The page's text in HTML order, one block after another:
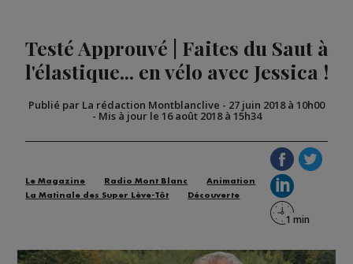
Testé Approuvé | Faites du Saut à
l'élastique... en vélo avec Jessica !
Publié par La rédaction Montblanclive - 27 juin 2018 à 10h00
- Mis à jour le 16 août 2018 à 15h34
Le Magazine Radio Mont Blanc
Animation
La Matinale des Super Lève-Tôt
Découverte